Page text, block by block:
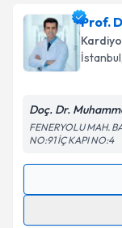
E-posta
Kişisel
Metni'ni
Prof.
İstanbul
Doç. Dr.
FENERYOLU MAH.
NO:91 İÇ KAPI NO:4
Randevu